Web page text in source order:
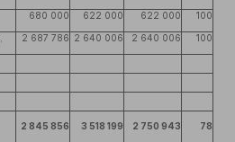
680 000 622 000 622 000 100
2 687 786 2 640 006 2 640 006 100
2 845 856 3 518 199 2 750 943 78